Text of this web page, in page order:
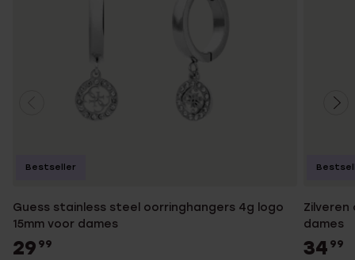
Guess stainless steel oorringhangers 4g logo
15mm voor dames
29 99
Bestseller
Zilveren
dames
34 99